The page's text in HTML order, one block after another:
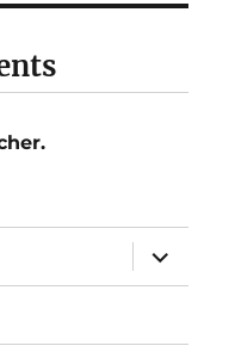
ouvrir
le
sous-